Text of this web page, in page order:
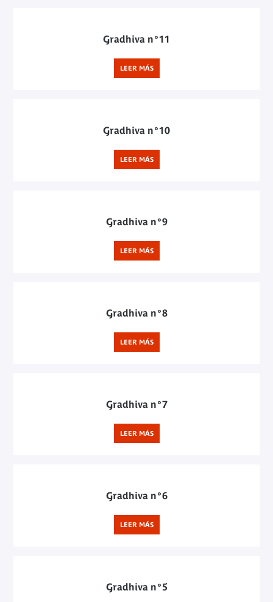
Gradhiva n°11
LEER MÁS
Gradhiva n°10
LEER MÁS
Gradhiva n°9
LEER MÁS
Gradhiva n°8
LEER MÁS
Gradhiva n°7
LEER MÁS
Gradhiva n°6
LEER MÁS
Gradhiva n°5